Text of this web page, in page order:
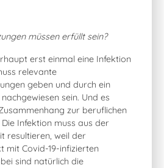
müssen erfüllt sein?
erst einmal eine Infektion
relevante
geben und durch ein
sein. Und es
zur beruflichen
Infektion muss aus der
resultieren, weil der
mit Covid-19-infizierten
sind natürlich die